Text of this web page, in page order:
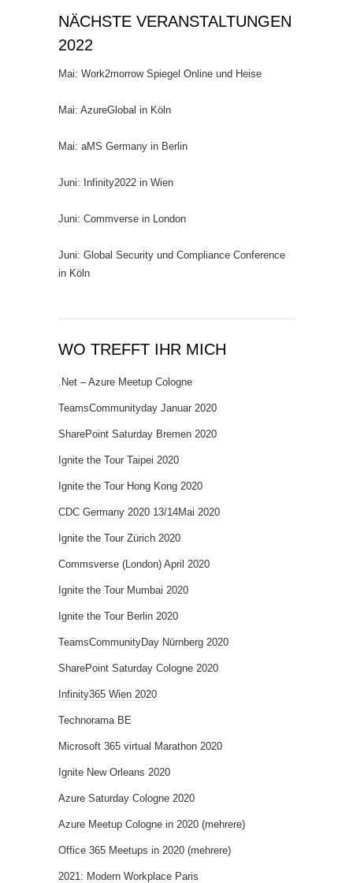
NÄCHSTE VERANSTALTUNGEN
2022
Mai: Work2morrow Spiegel Online und Heise
Mai: AzureGlobal in Köln
Mai: aMS Germany in Berlin
Juni: Infinity2022 in Wien
Juni: Commverse in London
Juni: Global Security und Compliance Conference
in Köln
WO TREFFT IHR MICH
.Net – Azure Meetup Cologne
TeamsCommunityday Januar 2020
SharePoint Saturday Bremen 2020
Ignite the Tour Taipei 2020
Ignite the Tour Hong Kong 2020
CDC Germany 2020 13/14Mai 2020
Ignite the Tour Zürich 2020
Commsverse (London) April 2020
Ignite the Tour Mumbai 2020
Ignite the Tour Berlin 2020
TeamsCommunityDay Nürnberg 2020
SharePoint Saturday Cologne 2020
Infinity365 Wien 2020
Technorama BE
Microsoft 365 virtual Marathon 2020
Ignite New Orleans 2020
Azure Saturday Cologne 2020
Azure Meetup Cologne in 2020 (mehrere)
Office 365 Meetups in 2020 (mehrere)
2021: Modern Workplace Paris